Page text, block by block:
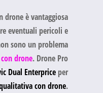
drone è vantaggiosa
eventuali pericoli e
sono un problema
drone. Drone Pro
Dual Enterprice per
con drone.